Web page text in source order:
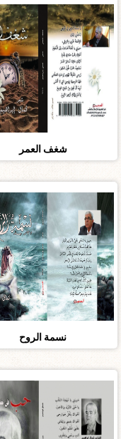
شغف العمر
نسمة الروح